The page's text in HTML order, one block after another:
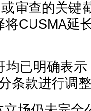
审查的关键
CUSMA延
均已明确表
条款进行调